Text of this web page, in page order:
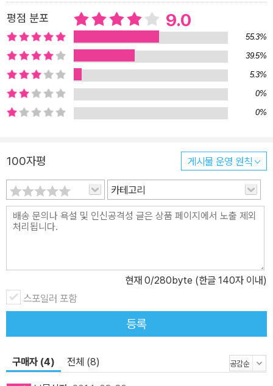
어져 있어야 돼. 경고했어!” “마음대로 해, 이 신경질쟁이 산적 따님
아.” 로냐와 비르크의 행진이 시작되었다. 안개가 두 사람 사이를 에
워쌌고 비르크는 로냐가 정한 대로 밧줄 길이만큼 뒤떨어진 채 입을
꾹 다물고 걸었다. (본문 중에서) ▶ 스스로 결정하는 어린이의 성장
을 마주하다 위험한 숲속을 함께 돌아다니던 로냐는 소년과 우정을
키워 가고, 지독한 산적질을 하는 악당이 자신의 아버지라는 것을 알
게 된다. 위기에 처한 어린이의 고단한 삶을 그린 게 어제오늘의 일은
해하고 받아들이며 남을 이해하고 사랑하는 법을 아는 소녀이다. 정
의로운 것과 그렇지 않은 것을 구분할 줄 알며, 자신이 믿고 있는 옳은
길을 향해 뚝심 있게 걸어간다. 정의롭고 모험심 가득한 소녀가 용기
를 내지 않았다면, 원수지간인 두 산적 무리의 아버지들은 서로를 오
해하고, 미워하며 살아갔을지도 모른다. 어른들의 힘을 빌리지 않고
로 결정하게 만드는 힘, 그리고 서로의 개성을 존중하게 되는 시선을
기르게 해 준다. ▶ 마음의 눈을 열게 하는 신비로운 숲속으로 들어가
다 살아 움직이듯 묘사되는 신비로운 숲속 풍경과 그 속에 스며들어
태어난 로냐 감정의 묘사는 독자들 마음에 새로운 풍경을 만들어 낸
다채로운 언어로 표현하기 때문이다. 한 번 갇히면 빠져나올 수 없을
평점 분포 9.0
55.3%
39.5%
5.3%
0%
0%
100자평 게시물 운영 원칙
카테고리
현재 0/280byte (한글 140자 이내)
스포일러 포함
등록
구매자 (4) 전체 (8)